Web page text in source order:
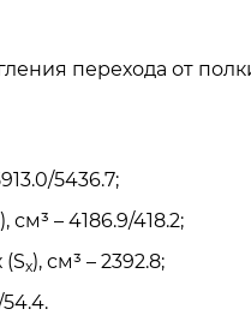
перехода от
5436.7;
), см³ – 4186.9/418.2;
x), см³ – 2392.8;
54.4.